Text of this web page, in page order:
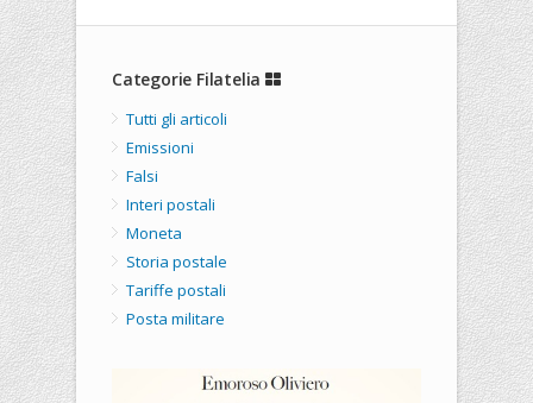
Categorie Filatelia
Tutti gli articoli
Emissioni
Falsi
Interi postali
Moneta
Storia postale
Tariffe postali
Posta militare